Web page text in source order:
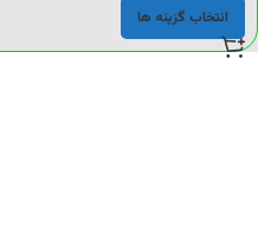
انتخاب گزینه ها